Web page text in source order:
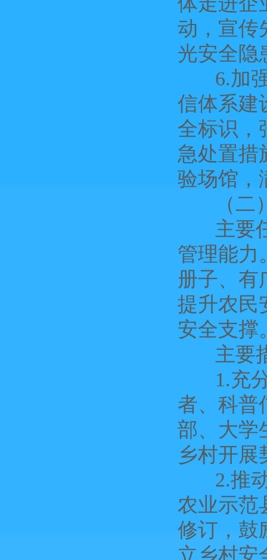
动，宣传
光安全隐
6.加强
信体系建
全标识，
急处置措
验场馆，
（二）
主要任
管理能力
册子、有
提升农民
安全支撑
主要
1.充分
者、科普
部、大学
乡村开展
2.推动
农业示范
修订，鼓
立乡村安